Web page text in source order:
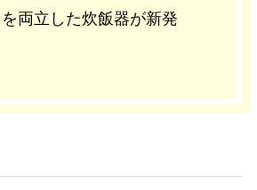
両立した炊飯器が新発